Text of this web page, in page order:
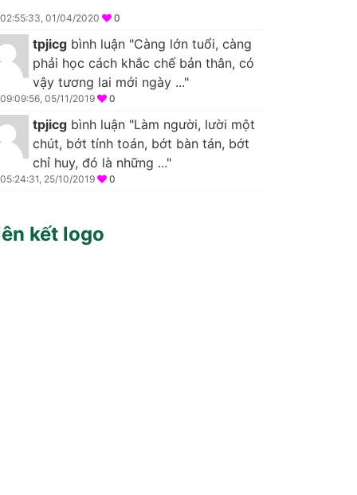
02:55:33, 01/04/2020 0
tpjicg bình luận "Càng lớn tuổi, càng
phải học cách khắc chế bản thân, có
vậy tương lai mới ngày ..."
09:09:56, 05/11/2019 0
tpjicg bình luận "Làm người, lười một
chút, bớt tính toán, bớt bàn tán, bớt
chỉ huy, đó là những ..."
05:24:31, 25/10/2019 0
kết logo